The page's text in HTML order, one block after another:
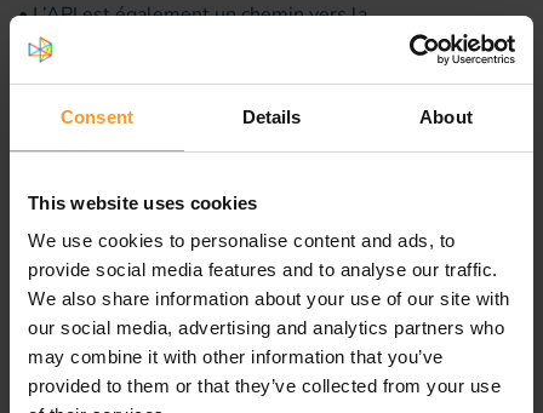
Consent Details About
This website uses cookies
We use cookies to personalise content and ads, to
provide social media features and to analyse our traffic.
We also share information about your use of our site with
our social media, advertising and analytics partners who
may combine it with other information that you’ve
provided to them or that they’ve collected from your use
• L’API est également un chemin vers la
désintermédiation
réalignement des
. Tandis que les opérateurs se centraient sur
(intégrateurs, acteurs du Communication Platform as a
Service) ont créé un marché de services rémunérateurs.
essentielles, les opérateurs peuvent reprendre un
contrôle sur leur offre de services, récupérer de la valeur,
mieux fidéliser leurs clients et rester compétitifs dans un
paysage en constante évolution.
De nombreux défis à relever